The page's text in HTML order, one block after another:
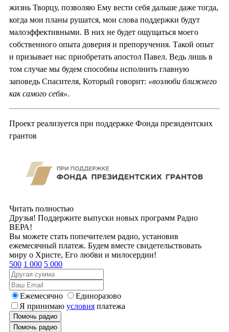
жизнь Творцу, позволяю Ему вести себя дальше даже тогда,
когда мои планы рушатся, мои слова поддержки будут
малоэффективными. В них не будет ощущаться моего
собственного опыта доверия и препоручения. Такой опыт
и призывает нас приобретать апостол Павел. Ведь лишь в
том случае мы будем способны исполнить главную
заповедь Спасителя, Который говорит: «возлюби ближнего
как самого себя».
Проект реализуется при поддержке Фонда президентских
грантов
Читать полностью
Друзья! Поддержите выпуски новых программ Радио
ВЕРА!
Вы можете стать попечителем радио, установив
ежемесячный платеж. Будем вместе свидетельствовать
миру о Христе, Его любви и милосердии!
500 1 000 5 000
Ежемесячно
Единоразово
Я принимаю условия платежа
Помочь радио
Помочь радио